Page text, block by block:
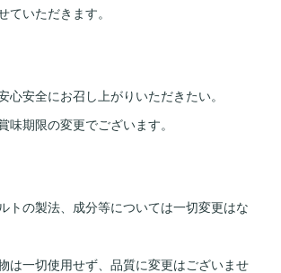
ていただきます。
心安全にお召し上がりいただきたい。
味期限の変更でございます。
トの製法、成分等については一切変更はな
は一切使用せず、品質に変更はございませ